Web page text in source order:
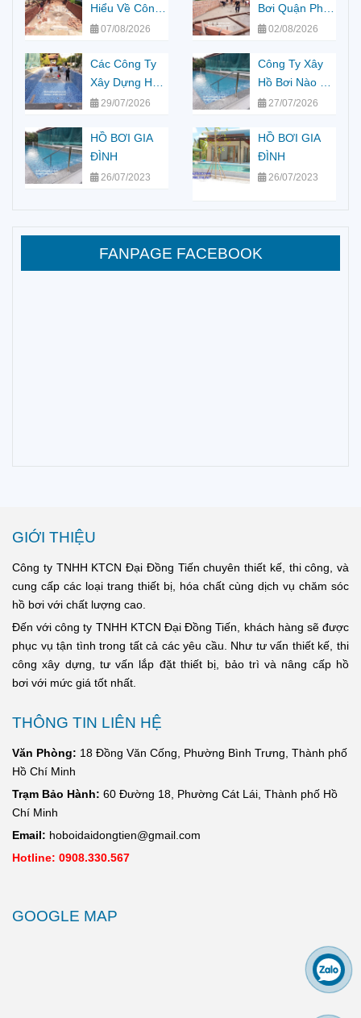
Hiểu Về Công
Ty Xây Dựng
07/08/2026
Bơi Quận Phú
Nhuận Cùng
Hiểu Về Nó
02/08/2026
Các Công Ty
Xây Dựng Hồ
Bơi Bình
Nay ?
29/07/2026
Công Ty Xây
Hồ Bơi Nào Uy
Tín Giá Tốt
27/07/2026
HỒ BƠI GIA
ĐÌNH
26/07/2023
HỒ BƠI GIA
ĐÌNH
26/07/2023
FANPAGE FACEBOOK
GIỚI THIỆU
Công ty TNHH KTCN Đại Đồng Tiến chuyên thiết kế, thi công, và
cung cấp các loại trang thiết bị, hóa chất cùng dịch vụ chăm sóc
hồ bơi với chất lượng cao.
Đến với công ty TNHH KTCN Đại Đồng Tiến, khách hàng sẽ được
phục vụ tận tình trong tất cả các yêu cầu. Như tư vấn thiết kế, thi
công xây dựng, tư vấn lắp đặt thiết bị, bảo trì và nâng cấp hồ
bơi với mức giá tốt nhất.
THÔNG TIN LIÊN HỆ
Văn Phòng: 18 Đồng Văn Cống, Phường Bình Trưng, Thành phố
Hồ Chí Minh
Trạm Bảo Hành: 60 Đường 18, Phường Cát Lái, Thành phố Hồ
Chí Minh
Email: hoboidaidongtien@gmail.com
Hotline: 0908.330.567
GOOGLE MAP